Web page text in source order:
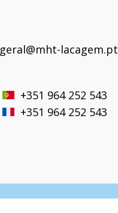
geral@mht-lacagem.pt
+351 964 252 543
+351 964 252 543